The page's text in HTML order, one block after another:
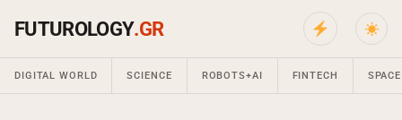
FUTUROLOGY.GR
DIGITAL WORLD SCIENCE ROBOTS+AI FINTECH SPACE